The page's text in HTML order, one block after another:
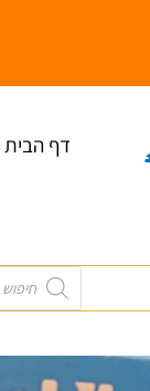
דף הבית
Products
search